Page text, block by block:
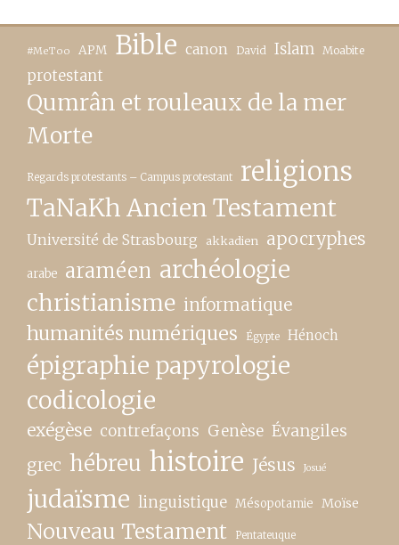
#MeToo APM Bible canon David Islam Moabite
protestant
Qumrân et rouleaux de la mer
Morte
Regards protestants – Campus protestant religions
TaNaKh Ancien Testament
Université de Strasbourg akkadien apocryphes
arabe araméen archéologie
christianisme informatique
humanités numériques Égypte Hénoch
épigraphie papyrologie
codicologie
exégèse contrefaçons Genèse Évangiles
grec hébreu histoire Jésus Josué
judaïsme linguistique Mésopotamie Moïse
Nouveau Testament Pentateuque